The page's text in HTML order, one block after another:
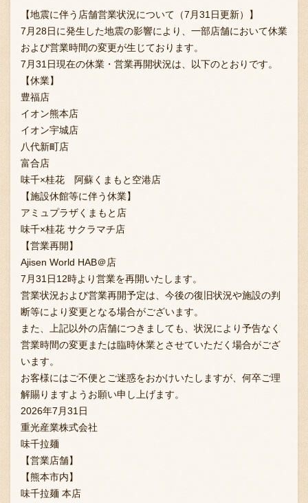
【地震に伴う店舗営業状況について（7月31日更新）】
7月28日に発生した地震の影響により、一部店舗において休業
および営業時間の変更が生じております。
7月31日現在の休業・営業再開状況は、以下のとおりです。
【休業】
豊福店
イオン熊本店
イオン宇城店
八代新町店
富合店
味千×桂花 阿蘇くまもと空港店
【施設休館等に伴う休業】
アミュプラザくまもと店
味千×桂花 サクラマチ店
【営業再開】
Ajisen World HAB＠店
7月31日12時より営業を再開いたします。
営業状況および営業再開予定は、今後の復旧状況や施設の判
断等により変更となる場合がございます。
また、上記以外の店舗につきましても、状況により予告なく
営業時間の変更または臨時休業とさせていただく場合がござ
います。
お客様にはご不便とご迷惑をおかけいたしますが、何卒ご理
解賜りますようお願い申し上げます。
2026年7月31日
重光産業株式会社
味千拉麺
【営業店舗】
【熊本市内】
味千拉麺 本店